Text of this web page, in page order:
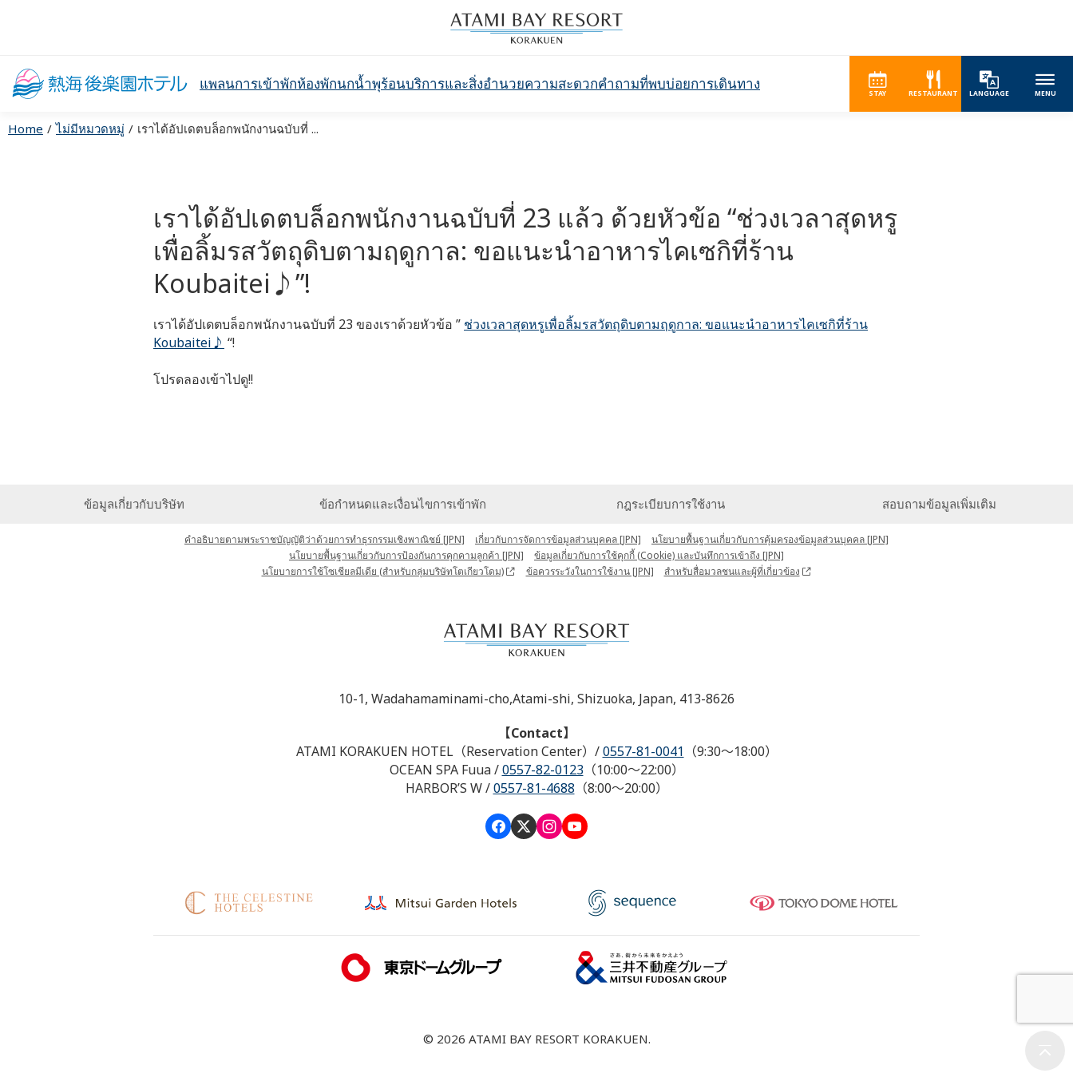
แพลนการเข้าพักห้องพักนกน้ำพุร้อนบริการและสิ่งอำนวยความสะดวกคำถามที่พบบ่อยการเดินทาง
STAY RESTAURANT LANGUAGE MENU
Home ไม่มีหมวดหมู่ เราได้อัปเดตบล็อกพนักงานฉบับที่ ...
เราได้อัปเดตบล็อกพนักงานฉบับที่ 23 แล้ว ด้วยหัวข้อ “ช่วงเวลาสุดหรู
เพื่อลิ้มรสวัตถุดิบตามฤดูกาล: ขอแนะนำอาหารไคเซกิที่ร้าน
Koubaitei♪”!
เราได้อัปเดตบล็อกพนักงานฉบับที่ 23 ของเราด้วยหัวข้อ ” ช่วงเวลาสุดหรูเพื่อลิ้มรสวัตถุดิบตามฤดูกาล: ขอแนะนำอาหารไคเซกิที่ร้าน
Koubaitei♪ “!
โปรดลองเข้าไปดู!!
ข้อมูลเกี่ยวกับบริษัท ข้อกำหนดและเงื่อนไขการเข้าพัก กฎระเบียบการใช้งาน สอบถามข้อมูลเพิ่มเติม
คำอธิบายตามพระราชบัญญัติว่าด้วยการทำธุรกรรมเชิงพาณิชย์ [JPN] เกี่ยวกับการจัดการข้อมูลส่วนบุคคล [JPN]
นโยบายพื้นฐานเกี่ยวกับการคุ้มครองข้อมูลส่วนบุคคล [JPN]
นโยบายพื้นฐานเกี่ยวกับการป้องกันการคุกคามลูกค้า [JPN]
ข้อมูลเกี่ยวกับการใช้คุกกี้ (Cookie) และบันทึกการเข้าถึง [JPN]
นโยบายการใช้โซเชียลมีเดีย (สำหรับกลุ่มบริษัทโตเกียวโดม)
ข้อควรระวังในการใช้งาน [JPN] สำหรับสื่อมวลชนและผู้ที่เกี่ยวข้อง
10-1, Wadahamaminami-cho,Atami-shi, Shizuoka, Japan, 413-8626
【Contact】
ATAMI KORAKUEN HOTEL（Reservation Center） / 0557-81-0041 （9:30～18:00）
OCEAN SPA Fuua/ 0557-82-0123（10:00～22:00）
HARBOR’S W/ 0557-81-4688 （8:00～20:00）
© 2026 ATAMI BAY RESORT KORAKUEN.